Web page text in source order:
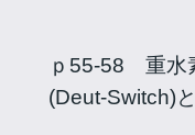
ｐ55-58 重水
(Deut-Switch)